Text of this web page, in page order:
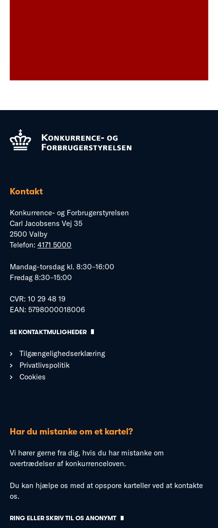
Kontakt
Konkurrence- og Forbrugerstyrelsen
Carl Jacobsens Vej 35
2500 Valby
Telefon: 4171 5000
Mandag–torsdag kl. 8:30–16:00
Fredag 8:30–15:00
CVR: 10 29 48 19
EAN: 5798000018006
SE KONTAKTMULIGHEDER
Tilgængelighedserklæring
Privatlivspolitik
Cookies
Har du mistanke om et kartel?
Vi hører gerne fra dig, hvis du har mistanke om
overtrædelser af konkurrenceloven.
Du kan hjælpe os med at opspore karteller ved at kontakte
os.
RING ELLER SKRIV TIL OS ANONYMT